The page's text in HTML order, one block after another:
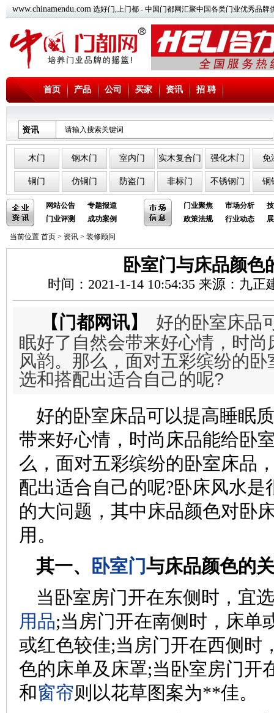
www.chinamendu.com选好门,上门都 - 中国门都网汇聚中国各类门业优秀品牌
首页 产品 公司 买家 资讯 招 聘
资讯
木门 钢木门 室内门 实木复合门 强化木门 免
铜门 仿铜门 防盗门 非标门 不锈钢门 铜
网站公告
专题报道
门业评测
成功案例
门业聚焦 市场分析
政策法规
行业动态
当前位置 首页 > 资讯 > 装修顾问
卧室门与床品颜色
时间：2021-1-14 10:54:35 来源：九正
【门都网讯】
好的卧室床品
眠好了自然会带来好心情，时
风韵。那么，面对五彩缤纷的
选和搭配出适合自己的呢?
好的卧室床品可以提高睡眠
带来好心情，时尚床品能给卧
么，面对五彩缤纷的卧室床品
配出适合自己的呢?卧床风水
的大问题，其中床品颜色对卧
用。
其一、
卧室门与床品颜色的
当卧室房门开在东侧时，宜
用品;当房门开在南侧时，床单
或红色较佳;当房门开在西侧时
色的床单及床罩;当卧室房门开
和窗帘则以花草图案为**佳。